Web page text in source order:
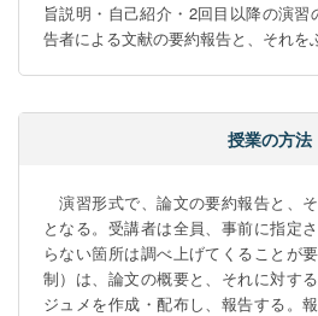
旨説明・自己紹介・2回目以降の演
告者による文献の要約報告と、それを
授業の方法
演習形式で、論文の要約報告と、
となる。受講者は全員、事前に指定
らない箇所は調べ上げてくることが
制）は、論文の概要と、それに対す
ジュメを作成・配布し、報告する。